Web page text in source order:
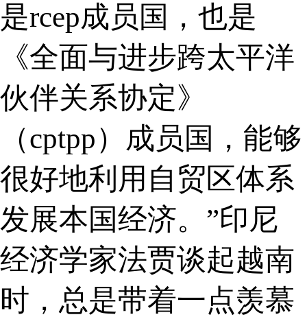
是rcep成员国，也是
《全面与进步跨太平洋
伙伴关系协定》
（cptpp）成员国，能够
很好地利用自贸区体系
发展本国经济。”印尼
经济学家法贾谈起越南
时，总是带着一点羡慕